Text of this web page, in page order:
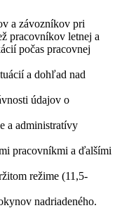
a závozníkov pri
pracovníkov letnej a
počas pracovnej
a dohľad nad
údajov o
a administratívy
pracovníkmi a ďalšími
režime (11,5-
nadriadeného.